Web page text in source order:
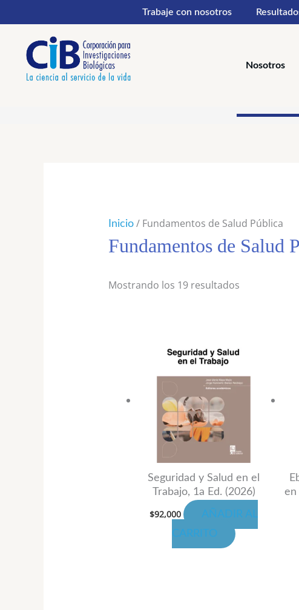
contenido
Trabaje con nosotros
Nosotros
Inicio/ Fundamentos de Salud Pública
Fundamentos de Salud
Mostrando los 19 resultados
últimos
Seguridad y Salud en el
Trabajo, 1a Ed. (2026)
$92,000
AÑADIR AL
CARRITO
en